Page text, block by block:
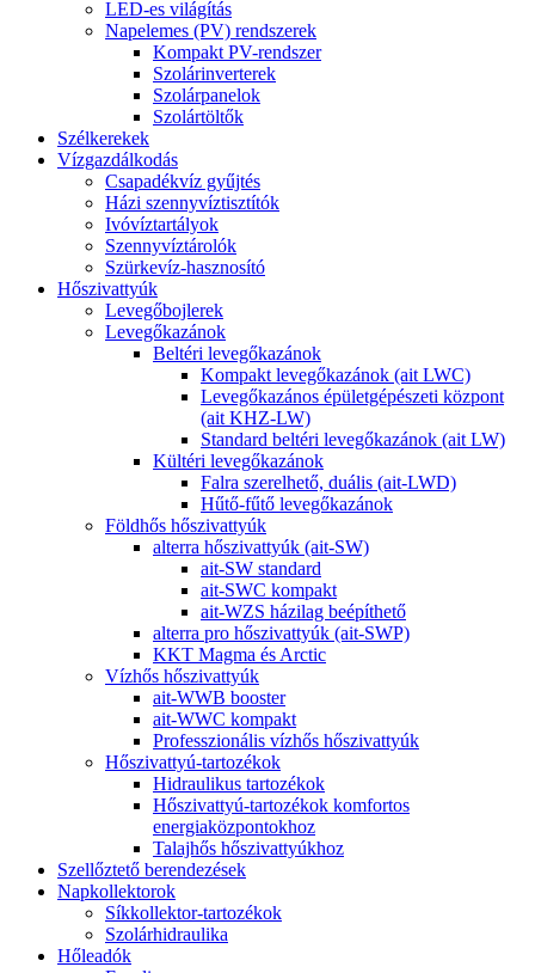
LED-es világítás
Napelemes (PV) rendszerek
Kompakt PV-rendszer
Szolárinverterek
Szolárpanelok
Szolártöltők
Szélkerekek
Vízgazdálkodás
Csapadékvíz gyűjtés
Házi szennyvíztisztítók
Ivóvíztartályok
Szennyvíztárolók
Szürkevíz-hasznosító
Hőszivattyúk
Levegőbojlerek
Levegőkazánok
Beltéri levegőkazánok
Kompakt levegőkazánok (ait LWC)
Levegőkazános épületgépészeti központ
(ait KHZ-LW)
Standard beltéri levegőkazánok (ait LW)
Kültéri levegőkazánok
Falra szerelhető, duális (ait-LWD)
Hűtő-fűtő levegőkazánok
Földhős hőszivattyúk
alterra hőszivattyúk (ait-SW)
ait-SW standard
ait-SWC kompakt
ait-WZS házilag beépíthető
alterra pro hőszivattyúk (ait-SWP)
KKT Magma és Arctic
Vízhős hőszivattyúk
ait-WWB booster
ait-WWC kompakt
Professzionális vízhős hőszivattyúk
Hőszivattyú-tartozékok
Hidraulikus tartozékok
Hőszivattyú-tartozékok komfortos
energiaközpontokhoz
Talajhős hőszivattyúkhoz
Szellőztető berendezések
Napkollektorok
Síkkollektor-tartozékok
Szolárhidraulika
Hőleadók